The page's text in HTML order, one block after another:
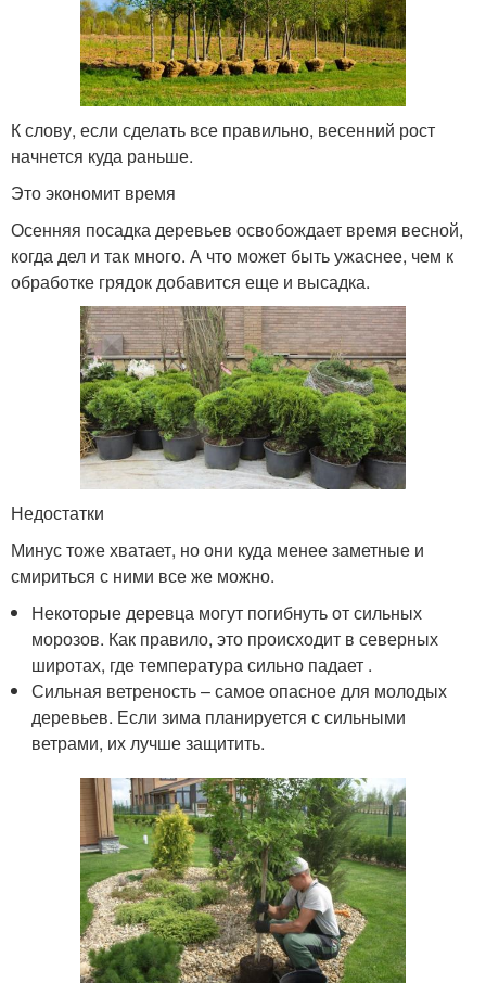
К слову, если сделать все правильно, весенний рост
начнется куда раньше.
Это экономит время
Осенняя посадка деревьев освобождает время весной,
когда дел и так много. А что может быть ужаснее, чем к
обработке грядок добавится еще и высадка.
Недостатки
Минус тоже хватает, но они куда менее заметные и
смириться с ними все же можно.
Некоторые деревца могут погибнуть от сильных
морозов. Как правило, это происходит в северных
широтах, где температура сильно падает .
Сильная ветреность – самое опасное для молодых
деревьев. Если зима планируется с сильными
ветрами, их лучше защитить.